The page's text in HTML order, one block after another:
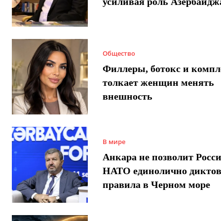
Общество
Филлеры, ботокс и
толкает женщин менять
внешность
В мире
Анкара не позволит
НАТО единолично
правила в Черном море